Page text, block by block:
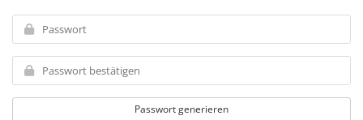
Passwort generieren